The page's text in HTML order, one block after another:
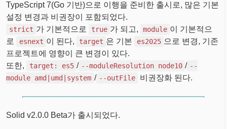
TypeScript 7(Go 기반)으로 이행을 준비한 출시로, 많은 기본
설정 변경과 비권장이 포함되었다.
strict 가 기본적으로 true 가 되고, module 이 기본적으
로
esnext 이 된다, target 은 기본 es2025 으로 변경, 기존
프로젝트에 영향이 큰 변경이 있다.
또한,
target: es5 / --moduleResolution node10 / --
module amd|umd|system / --outFile 비권장화 된다.
Solid v2.0.0 Beta가 출시되었다.